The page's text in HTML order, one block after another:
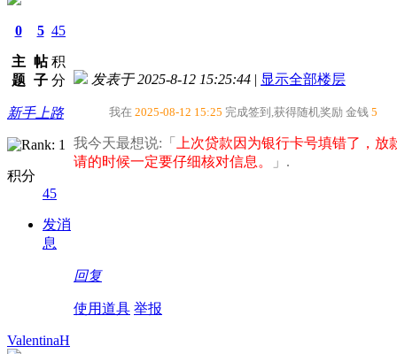
0
主
题
5
帖
子
45
积
分
新手上路
积分
45
发消
息
发表于 2025-8-12 15:25:44 | 显示全部楼层
我在 2025-08-12 15:25 完成签到,获得随机奖励 金钱 5
我今天最想说:「
上次贷款因为银行卡号填错了，
请的时候一定要仔细核对信息。​
」.
回复
使用道具 举报
ValentinaH